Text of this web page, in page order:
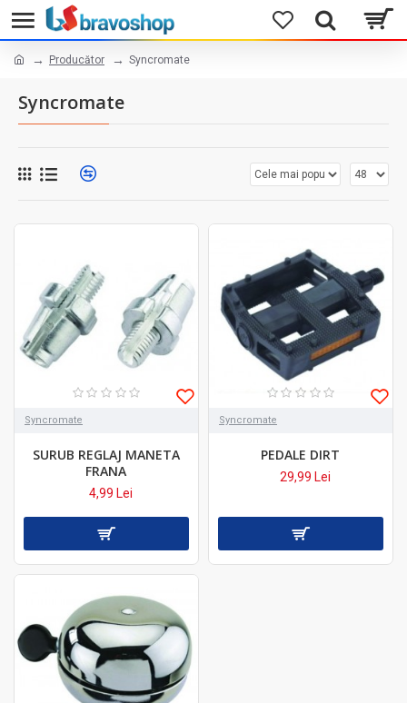
Producător Syncromate
Syncromate
Syncromate
SURUB REGLAJ MANETA
FRANA
4,99 Lei
Syncromate
PEDALE DIRT
29,99 Lei